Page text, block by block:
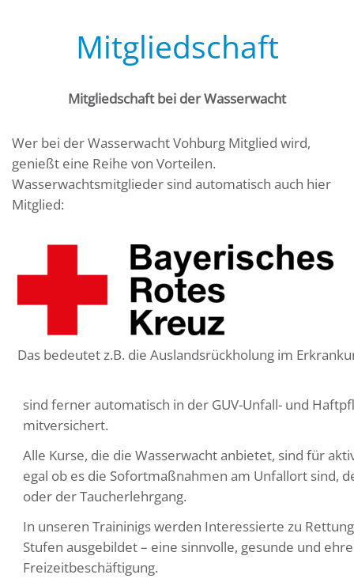
Mitgliedschaft
Mitgliedschaft bei der Wasserwacht
Wer bei der Wasserwacht Vohburg Mitglied wird,
genießt eine Reihe von Vorteilen.
Wasserwachtsmitglieder sind automatisch auch hier
Mitglied:
Das bedeutet z.B. die Auslandsrückholung im
sind ferner automatisch in der GUV-Unfall- und
mitversichert.
Alle Kurse, die die Wasserwacht anbietet, sind für
egal ob es die Sofortmaßnahmen am Unfallort sind,
oder der Taucherlehrgang.
In unseren Traininigs werden Interessierte zu
Stufen ausgebildet – eine sinnvolle, gesunde und
Freizeitbeschäftigung.